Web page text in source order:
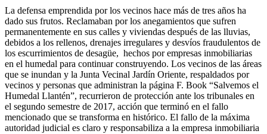
La defensa emprendida por los vecinos hace más de tres años ha
dado sus frutos. Reclamaban por los anegamientos que sufren
permanentemente en sus calles y viviendas después de las lluvias,
debidos a los rellenos, drenajes irregulares y desvíos fraudulentos de
los escurrimientos de desagüe, hechos por empresas inmobiliarias
en el humedal para continuar construyendo. Los vecinos de las áreas
que se inundan y la Junta Vecinal Jardín Oriente, respaldados por
vecinos y personas que administran la página F. Book “Salvemos el
Humedal Llantén”, recurrieron de protección ante los tribunales en
el segundo semestre de 2017, acción que terminó en el fallo
mencionado que se transforma en histórico. El fallo de la máxima
autoridad judicial es claro y responsabiliza a la empresa inmobiliaria